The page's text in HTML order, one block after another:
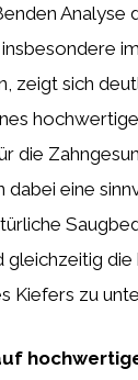
Analyse
zeigt sich
die
dabei eine
gleichzeitig
Kiefers zu